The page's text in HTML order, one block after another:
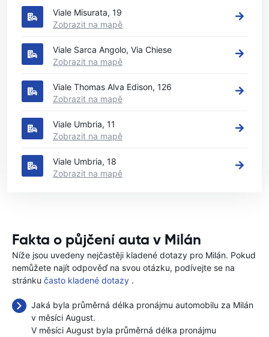
Viale Misurata, 19
Zobrazit na mapě
Viale Sarca Angolo, Via Chiese
Zobrazit na mapě
Viale Thomas Alva Edison, 126
Zobrazit na mapě
Viale Umbria, 11
Zobrazit na mapě
Viale Umbria, 18
Zobrazit na mapě
Fakta o půjčení auta v Milán
Níže jsou uvedeny nejčastěji kladené dotazy pro Milán. Pokud
nemůžete najít odpověď na svou otázku, podívejte se na
stránku často kladené dotazy .
Jaká byla průměrná délka pronájmu automobilu za Milán
v měsíci August.
V měsíci August byla průměrná délka pronájmu